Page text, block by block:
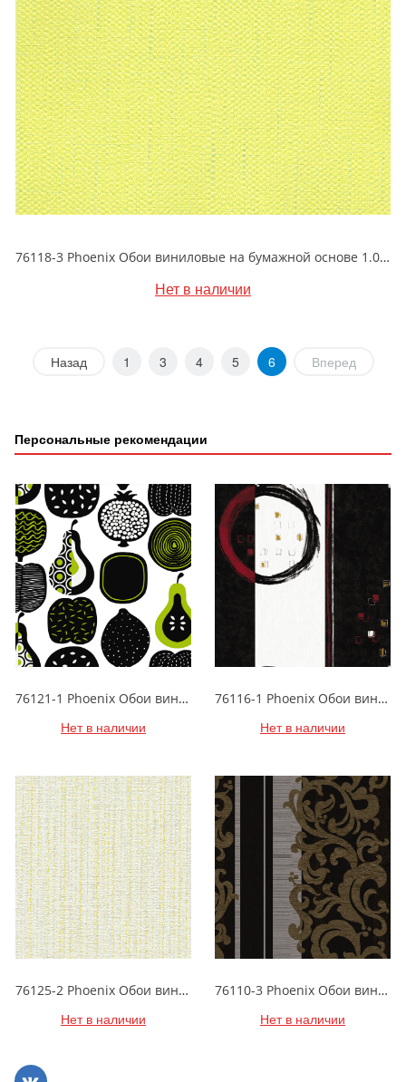
76118-3 Phoenix Обои виниловые на бумажной основе 1.06*15.6
Нет в наличии
Назад 1 3 4 5 6 Вперед
Персональные рекомендации
76121-1 Phoenix Обои виниловые на бумажной основе 1.06*15.6
Нет в наличии
76116-1 Phoenix Обои виниловые на бумажной основе 1.06*15.6
Нет в наличии
76125-2 Phoenix Обои виниловые на бумажной основе 1.06*15.6
Нет в наличии
76110-3 Phoenix Обои виниловые на бумажной основе 1.06*15.6
Нет в наличии